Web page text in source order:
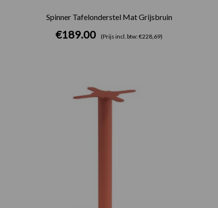
Spinner Tafelonderstel Mat Grijsbruin
€189.00 (Prijs incl. btw: €228,69)